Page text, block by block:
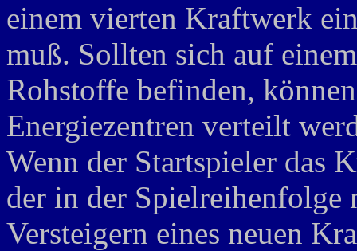
einem vierten Kraftwerk
muß. Sollten sich auf
Rohstoffe befinden,
Energiezentren verteilt
Wenn der Startspieler das
der in der Spielreihenfolge
Versteigern eines neuen